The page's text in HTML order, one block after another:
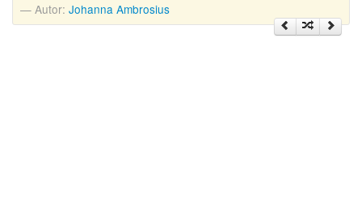
Traurige Gedichte
Autor: Johanna Ambrosius